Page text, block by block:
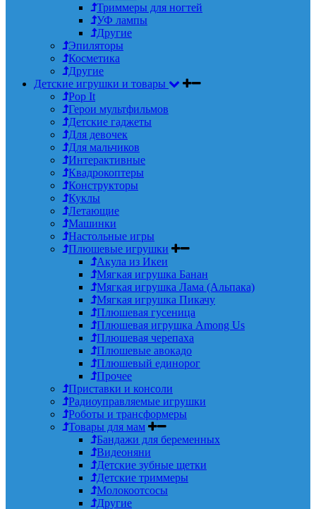
Триммеры для ногтей
УФ лампы
Другие
Эпиляторы
Косметика
Другие
Детские игрушки и товары
Pop It
Герои мультфильмов
Детские гаджеты
Для девочек
Для мальчиков
Интерактивные
Квадрокоптеры
Конструкторы
Куклы
Летающие
Машинки
Настольные игры
Плюшевые игрушки
Акула из Икеи
Мягкая игрушка Банан
Мягкая игрушка Лама (Альпака)
Мягкая игрушка Пикачу
Плюшевая гусеница
Плюшевая игрушка Among Us
Плюшевая черепаха
Плюшевые авокадо
Плюшевый единорог
Прочее
Приставки и консоли
Радиоуправляемые игрушки
Роботы и трансформеры
Товары для мам
Бандажи для беременных
Видеоняни
Детские зубные щетки
Детские триммеры
Молокоотсосы
Другие